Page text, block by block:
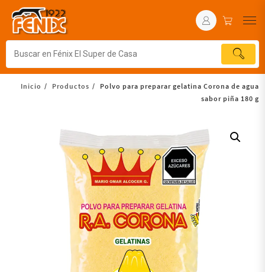
Inicio Productos
Polvo para preparar gelatina Corona de agua
sabor piña 180 g